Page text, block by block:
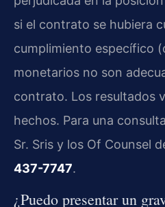
si el contrato se hubiera
cumplimiento específico
monetarios no son
contrato. Los resultados
hechos. Para una
Sr. Sris y los Of Counsel
437-7747.
¿Puedo presentar un